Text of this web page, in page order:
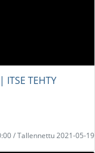
ITSE TEHTY
/ Tallennettu 2021-05-19